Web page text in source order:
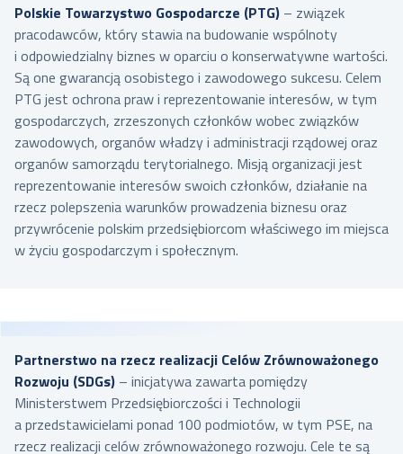
Polskie Towarzystwo Gospodarcze (PTG) – związek
pracodawców, który stawia na budowanie wspólnoty
i odpowiedzialny biznes w oparciu o konserwatywne wartości.
Są one gwarancją osobistego i zawodowego sukcesu. Celem
PTG jest ochrona praw i reprezentowanie interesów, w tym
gospodarczych, zrzeszonych członków wobec związków
zawodowych, organów władzy i administracji rządowej oraz
organów samorządu terytorialnego. Misją organizacji jest
reprezentowanie interesów swoich członków, działanie na
rzecz polepszenia warunków prowadzenia biznesu oraz
przywrócenie polskim przedsiębiorcom właściwego im miejsca
w życiu gospodarczym i społecznym.
Partnerstwo na rzecz realizacji Celów Zrównoważonego
Rozwoju (SDGs) – inicjatywa zawarta pomiędzy
Ministerstwem Przedsiębiorczości i Technologii
a przedstawicielami ponad 100 podmiotów, w tym PSE, na
rzecz realizacji celów zrównoważonego rozwoju. Cele te są